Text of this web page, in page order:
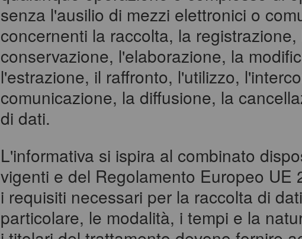
senza l'ausilio di mezzi elettronici o
concernenti la raccolta, la
conservazione, l'elaborazione, la
l'estrazione, il raffronto, l'utilizzo,
comunicazione, la diffusione, la
di dati.
L'informativa si ispira al combinato
vigenti e del Regolamento Europeo UE
i requisiti necessari per la raccolta di
particolare, le modalità, i tempi e la